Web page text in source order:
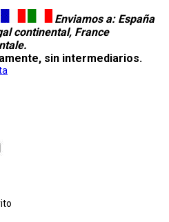
Enviamos a: España
continental, France
sin intermediarios.